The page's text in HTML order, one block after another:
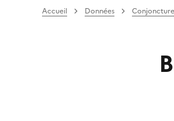
Accueil Données Conjoncture